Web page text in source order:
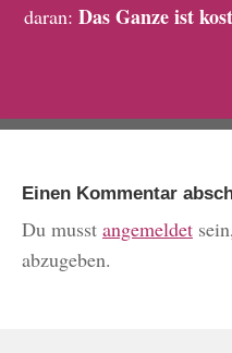
daran:Das Ganze ist
Einen Kommentar
Du musst angemeldet
abzugeben.